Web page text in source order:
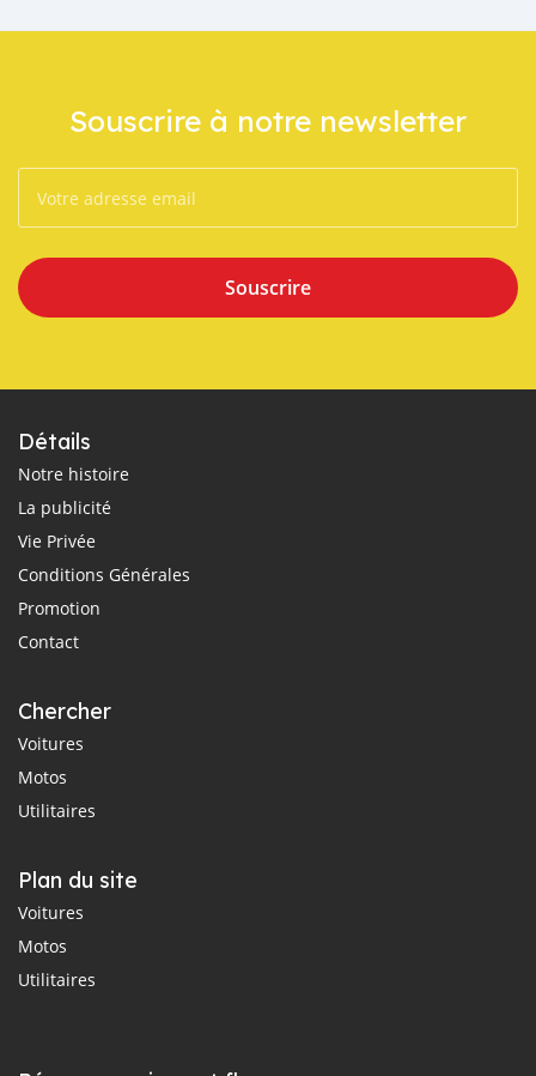
Souscrire à notre newsletter
Souscrire
Détails
Notre histoire
La publicité
Vie Privée
Conditions Générales
Promotion
Contact
Chercher
Voitures
Motos
Utilitaires
Plan du site
Voitures
Motos
Utilitaires